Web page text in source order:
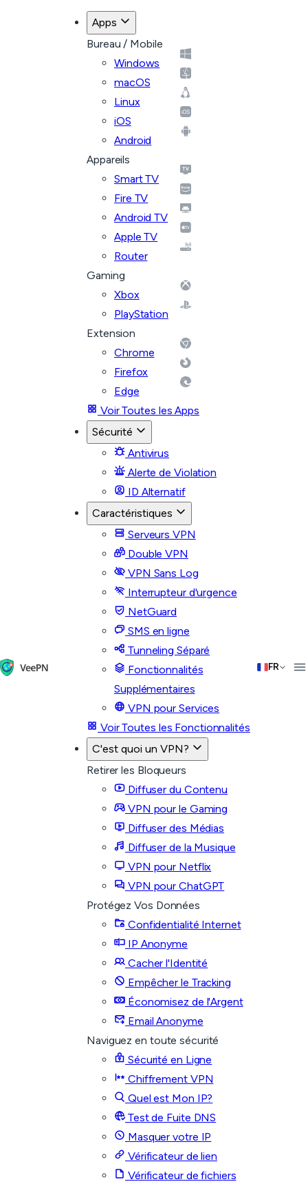
Apps
Bureau / Mobile
Windows
macOS
Linux
iOS
Android
Appareils
Smart TV
Fire TV
Android TV
Apple TV
Router
Gaming
Xbox
PlayStation
Extension
Chrome
Firefox
Edge
Voir Toutes les Apps
Sécurité
Antivirus
Alerte de Violation
ID Alternatif
Caractéristiques
Serveurs VPN
Double VPN
VPN Sans Log
Interrupteur d'urgence
NetGuard
SMS en ligne
Tunneling Séparé
Fonctionnalités
Supplémentaires
VPN pour Services
Voir Toutes les Fonctionnalités
C'est quoi un VPN?
Retirer les Bloqueurs
Diffuser du Contenu
VPN pour le Gaming
Diffuser des Médias
Diffuser de la Musique
VPN pour Netflix
VPN pour ChatGPT
Protégez Vos Données
Confidentialité Internet
IP Anonyme
Cacher l'Identité
Empêcher le Tracking
Économisez de l'Argent
Email Anonyme
Naviguez en toute sécurité
Sécurité en Ligne
Chiffrement VPN
Quel est Mon IP?
Test de Fuite DNS
Masquer votre IP
Vérificateur de lien
Vérificateur de fichiers
FR